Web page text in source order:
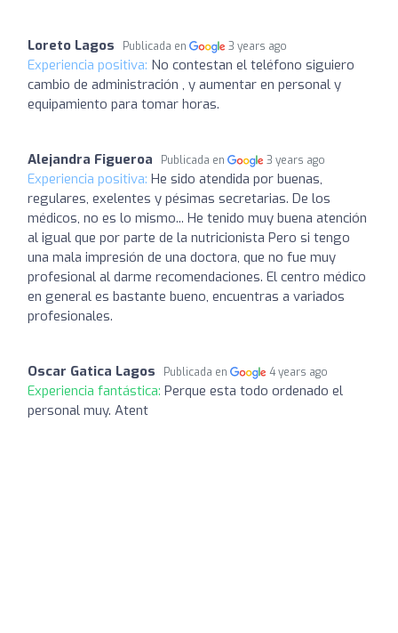
Loreto Lagos Publicada en 3 years ago
Experiencia positiva: No contestan el teléfono siguiero
cambio de administración , y aumentar en personal y
equipamiento para tomar horas.
Alejandra Figueroa Publicada en 3 years ago
Experiencia positiva: He sido atendida por buenas,
regulares, exelentes y pésimas secretarias. De los
médicos, no es lo mismo... He tenido muy buena atención
al igual que por parte de la nutricionista Pero si tengo
una mala impresión de una doctora, que no fue muy
profesional al darme recomendaciones. El centro médico
en general es bastante bueno, encuentras a variados
profesionales.
Oscar Gatica Lagos Publicada en 4 years ago
Experiencia fantástica: Perque esta todo ordenado el
personal muy. Atent